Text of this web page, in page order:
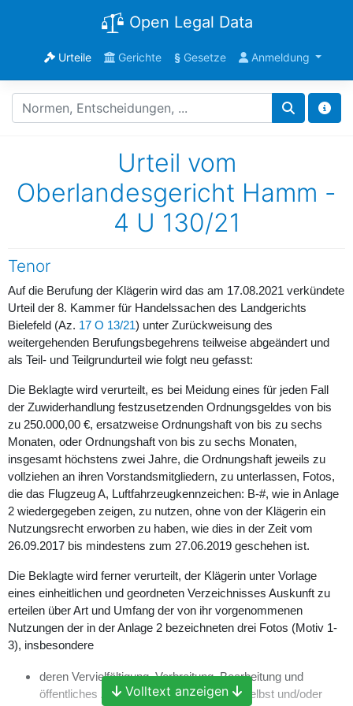
Open Legal Data
Urteile Gerichte §Gesetze Anmeldung
Urteil vom
Oberlandesgericht Hamm -
4 U 130/21
Tenor
Auf die Berufung der Klägerin wird das am 17.08.2021 verkündete
Urteil der 8. Kammer für Handelssachen des Landgerichts
Bielefeld (Az. 17 O 13/21) unter Zurückweisung des
weitergehenden Berufungsbegehrens teilweise abgeändert und
als Teil- und Teilgrundurteil wie folgt neu gefasst:
Die Beklagte wird verurteilt, es bei Meidung eines für jeden Fall
der Zuwiderhandlung festzusetzenden Ordnungsgeldes von bis
zu 250.000,00 €, ersatzweise Ordnungshaft von bis zu sechs
Monaten, oder Ordnungshaft von bis zu sechs Monaten,
insgesamt höchstens zwei Jahre, die Ordnungshaft jeweils zu
vollziehen an ihren Vorstandsmitgliedern, zu unterlassen, Fotos,
die das Flugzeug A, Luftfahrzeugkennzeichen: B-#, wie in Anlage
2 wiedergegeben zeigen, zu nutzen, ohne von der Klägerin ein
Nutzungsrecht erworben zu haben, wie dies in der Zeit vom
26.09.2017 bis mindestens zum 27.06.2019 geschehen ist.
Die Beklagte wird ferner verurteilt, der Klägerin unter Vorlage
eines einheitlichen und geordneten Verzeichnisses Auskunft zu
erteilen über Art und Umfang der von ihr vorgenommenen
Nutzungen der in der Anlage 2 bezeichneten drei Fotos (Motiv 1-
3), insbesondere
deren Vervielfältigung, Verbreitung, Bearbeitung und
öffentliches Zugänglichmachen (jeweils selbst und/oder
Volltext anzeigen